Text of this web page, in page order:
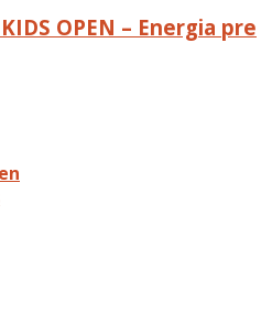
KIDS OPEN – Energia pre